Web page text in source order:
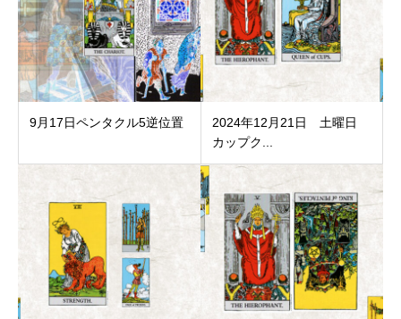
9月17日ペンタクル5逆位置
2024年12月21日 土曜日
カップク...